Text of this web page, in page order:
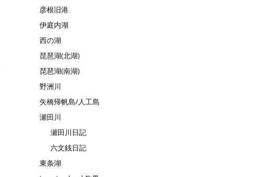
彦根旧港
伊庭内湖
西の湖
琵琶湖(北湖)
琵琶湖(南湖)
野洲川
矢橋帰帆島/人工島
瀬田川
瀬田川日記
六文銭日記
東条湖